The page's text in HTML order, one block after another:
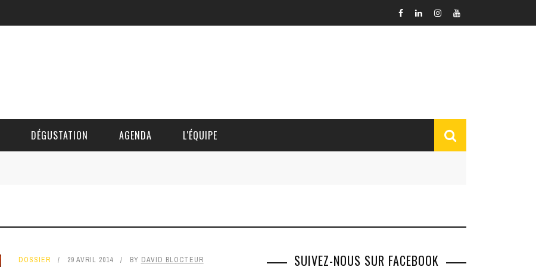
DÉGUSTATION AGENDA L'ÉQUIPE
HÉLÈNE SPITAELS
DOSSIER 29 AVRIL 2014 BY DAVID BLOCTEUR SUIVEZ-NOUS SUR FACEBOOK